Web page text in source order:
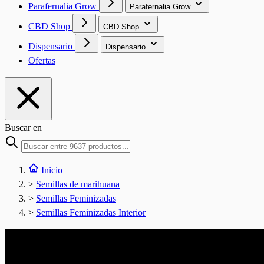
Parafernalia Grow Parafernalia Grow
CBD Shop CBD Shop
Dispensario Dispensario
Ofertas
Buscar en
Inicio
> Semillas de marihuana
> Semillas Feminizadas
> Semillas Feminizadas Interior